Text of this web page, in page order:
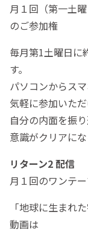
月１回（第一土
のご参加権
毎月第1土曜日に
す。
パソコンからス
気軽に参加いた
自分の内面を振
意識がクリアに
リターン2 配信
月１回のワンテ
「地球に生まれ
動画は